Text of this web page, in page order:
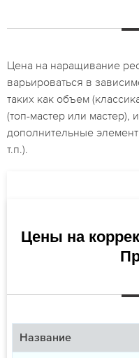
Цена на наращивание
варьироваться в
таких как объем
(топ-мастер или мастер),
дополнительные
т.п.).
Цены на
Название